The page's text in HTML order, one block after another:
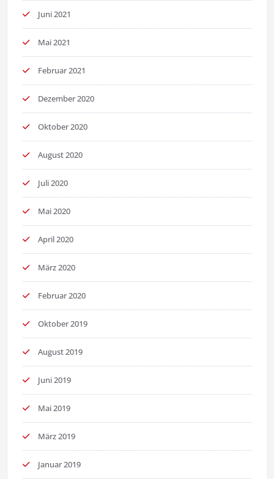
Juni 2021
Mai 2021
Februar 2021
Dezember 2020
Oktober 2020
August 2020
Juli 2020
Mai 2020
April 2020
März 2020
Februar 2020
Oktober 2019
August 2019
Juni 2019
Mai 2019
März 2019
Januar 2019